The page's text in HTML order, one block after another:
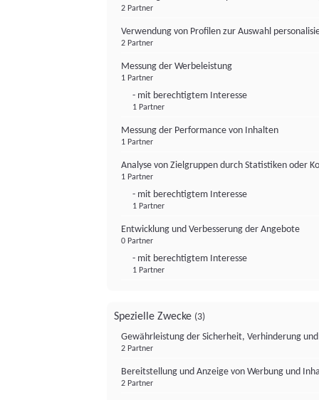
2 Partner
Verwendung von Profilen zur Auswahl
2 Partner
Messung der Werbeleistung
1 Partner
- mit berechtigtem Interesse
1 Partner
Messung der Performance von Inhalten
1 Partner
Analyse von Zielgruppen durch Statistiken oder
1 Partner
- mit berechtigtem Interesse
1 Partner
Entwicklung und Verbesserung der Angebote
0 Partner
- mit berechtigtem Interesse
1 Partner
Spezielle Zwecke (3)
Gewährleistung der Sicherheit, Verhinderung
2 Partner
Bereitstellung und Anzeige von Werbung und
2 Partner